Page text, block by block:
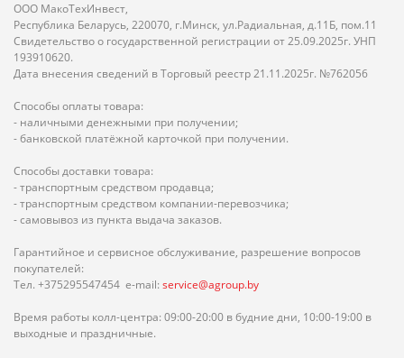
ООО МакоТехИнвест,
Республика Беларусь, 220070, г.Минск, ул.Радиальная, д.11Б, пом.11
Свидетельство о государственной регистрации от 25.09.2025г. УНП
193910620.
Дата внесения сведений в Торговый реестр 21.11.2025г. №762056
Способы оплаты товара:
- наличными денежными при получении;
- банковской платёжной карточкой при получении.
Способы доставки товара:
- транспортным средством продавца;
- транспортным средством компании-перевозчика;
- самовывоз из пункта выдача заказов.
Гарантийное и сервисное обслуживание, разрешение вопросов
покупателей:
Тел. +375295547454 e-mail: service@agroup.by
Время работы колл-центра: 09:00-20:00 в будние дни, 10:00-19:00 в
выходные и праздничные.